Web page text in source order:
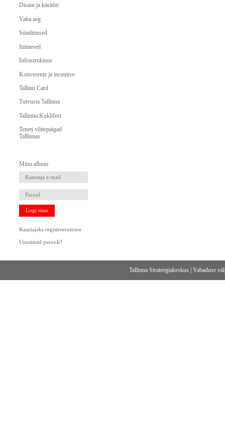
Disain ja käsitöö
Vaba aeg
Sündmused
Inimesed
Infrastruktuur
Konverents ja incentive
Tallinn Card
Tutvusta Tallinna
Tallinna Kuklifest
Teneti võttepaigad
Tallinnas
Minu album
Logi sisse
Kasutajaks registreerumine
Unustasid parooli?
Tallinna Strateegiakeskus |Vabaduse